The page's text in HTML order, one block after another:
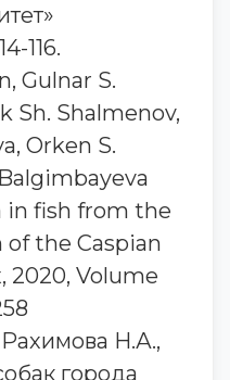
116.
Gulnar S.
Sh. Shalmenov,
Orken S.
in fish from the
the Caspian
2020, Volume
Н.А.,
города